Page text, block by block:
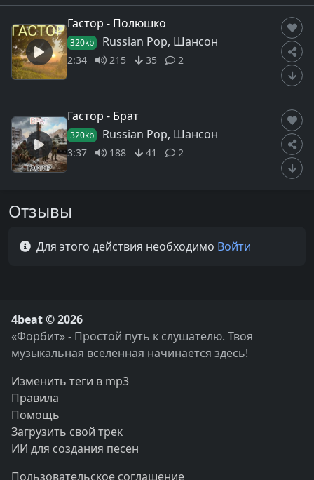
Гастор - Полюшко
320kb Russian Pop, Шансон
2:34 215 35 2
Гастор - Брат
320kb Russian Pop, Шансон
3:37 188 41 2
Отзывы
Для этого действия необходимо Войти
4beat © 2026
«Форбит» - Простой путь к слушателю. Твоя
музыкальная вселенная начинается здесь!
Изменить теги в mp3
Правила
Помощь
Загрузить свой трек
ИИ для создания песен
Пользовательское соглашение